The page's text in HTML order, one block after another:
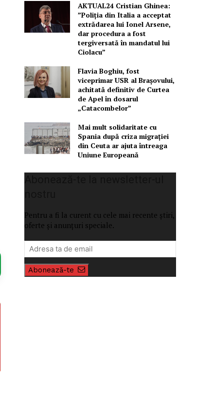
AKTUAL24 Cristian Ghinea:
”Poliția din Italia a acceptat
extrădarea lui Ionel Arsene,
dar procedura a fost
tergiversată în mandatul lui
Ciolacu”
Flavia Boghiu, fost
viceprimar USR al Brașovului,
achitată definitiv de Curtea
de Apel în dosarul
„Catacombelor”
Mai mult solidaritate cu
Spania după criza migrației
din Ceuta ar ajuta întreaga
Uniune Europeană
Pentru a fi la curent cu cele mai recente știri,
oferte și anunțuri speciale.
Abonează-te